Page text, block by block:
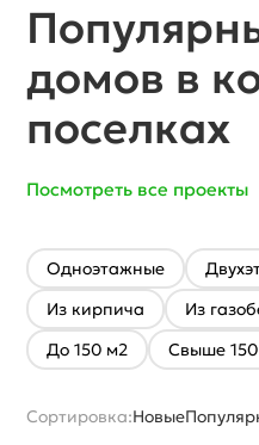
домов в
поселках
Посмотреть все проекты
Одноэтажные
Из кирпича
Из
До 150 м2
Свыше
Сортировка:Новые